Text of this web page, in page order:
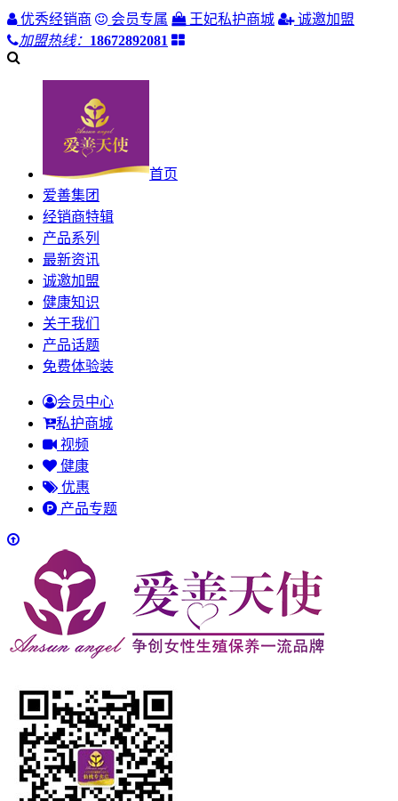
优秀经销商 会员专属 王妃私护商城
诚邀加盟
加盟热线： 18672892081
首页
爱善集团
经销商特辑
产品系列
最新资讯
诚邀加盟
健康知识
关于我们
产品话题
免费体验装
会员中心
私护商城
视频
健康
优惠
产品专题